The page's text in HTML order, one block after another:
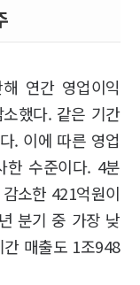
연간 영업이익
했다. 같은 기간
. 이에 따른 영업
한 수준이다. 4분
소한 421억원이
분기 중 가장 낮
매출도 1조948